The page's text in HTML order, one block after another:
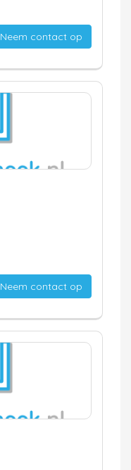
Neem contact op
Neem contact op